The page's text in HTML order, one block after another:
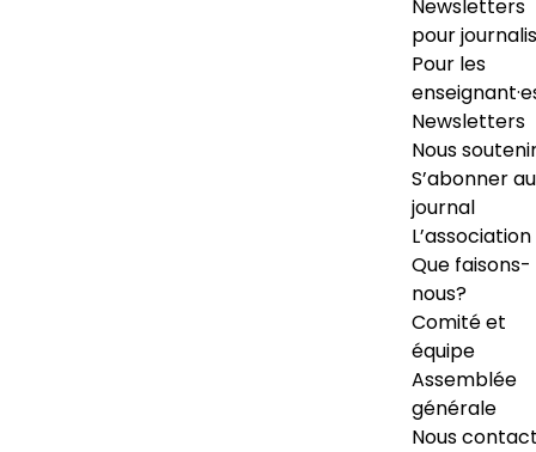
Newsletters
pour
Pour les
Newsletters
Nous
S’abonner au
journal
L’association
Que faisons-
nous?
Comité et
équipe
Assemblée
générale
Nous